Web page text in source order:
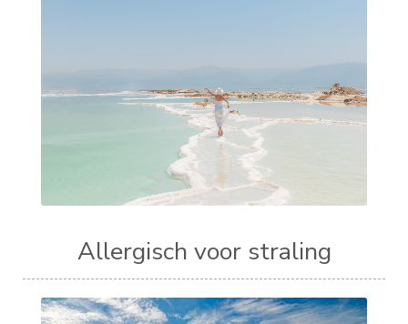
Allergisch voor straling